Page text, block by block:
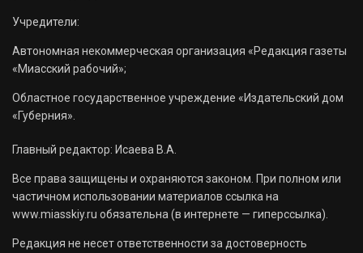
Учредители:
Автономная некоммерческая организация «Редакция газеты
«Миасский рабочий»;
Областное государственное учреждение «Издательский дом
«Губерния».
Главный редактор: Исаева В.А.
Все права защищены и охраняются законом. При полном или
частичном использовании материалов ссылка на
www.miasskiy.ru обязательна (в интернете — гиперссылка).
Редакция не несет ответственности за достоверность